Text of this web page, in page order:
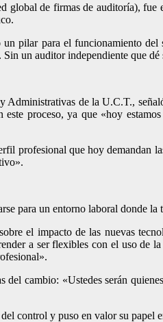
de firmas de auditoría),
pilar para el funcionamiento
un auditor independiente que
de la U.C.T.,
proceso, ya que «hoy
profesional que hoy demandan
para un entorno laboral donde
el impacto de las nuevas
a ser flexibles con el uso
cambio: «Ustedes serán
control y puso en valor su papel